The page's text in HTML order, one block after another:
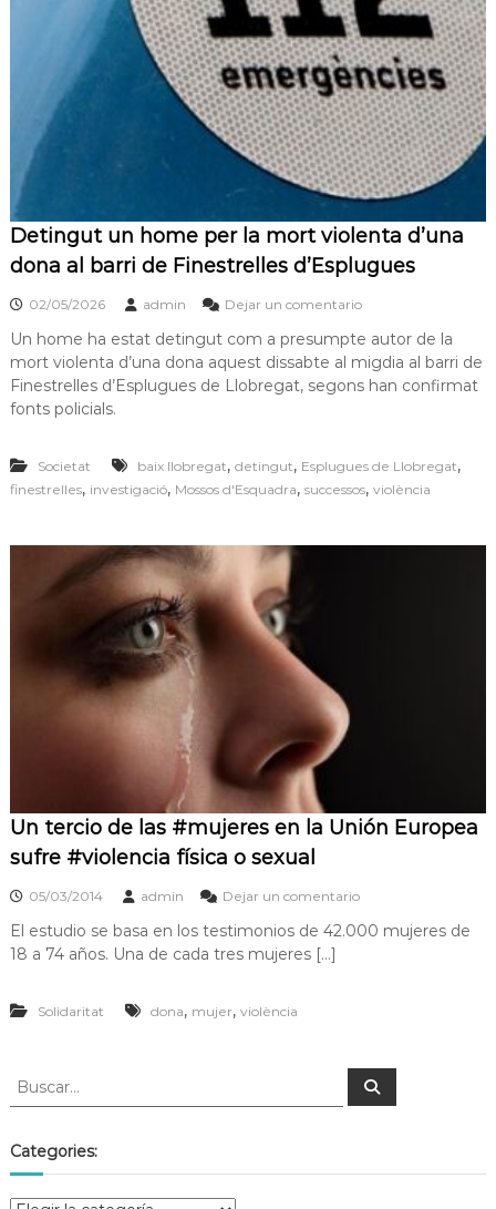
s
d
e
L
l
e
g
m
a
c
i
ó
d
u
g
u
d
L
l
e
g
Detingut un home per la mort violenta d’una
dona al barri de Finestrelles d’Esplugues
02/05/2026 admin Dejar un comentario
Un home ha estat detingut com a presumpte autor de la
mort violenta d’una dona aquest dissabte al migdia al barri de
Finestrelles d’Esplugues de Llobregat, segons han confirmat
fonts policials.
Societat baix llobregat, detingut, Esplugues de Llobregat,
finestrelles, investigació, Mossos d'Esquadra, successos, violència
Un tercio de las #mujeres en la Unión Europea
sufre #violencia física o sexual
05/03/2014 admin Dejar un comentario
El estudio se basa en los testimonios de 42.000 mujeres de
18 a 74 años. Una de cada tres mujeres […]
Solidaritat dona, mujer, violència
Categories: